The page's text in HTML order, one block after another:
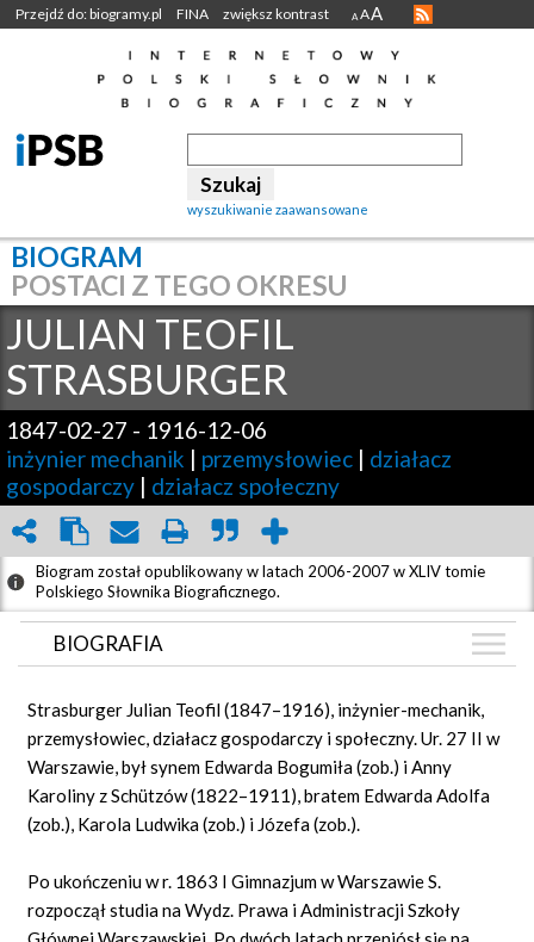
Przejdź do: biogramy.pl FINA zwiększ kontrast A AA
wyszukiwanie zaawansowane
BIOGRAM
POSTACI Z TEGO OKRESU
JULIAN TEOFIL
STRASBURGER
1847-02-27 - 1916-12-06
inżynier mechanik | przemysłowiec | działacz
gospodarczy | działacz społeczny
Biogram został opublikowany w latach 2006-2007 w XLIV tomie
Polskiego Słownika Biograficznego.
BIOGRAFIA
GRAF POWIĄZAŃ
DYSKUSJA
Mapa
Strasburger Julian Teofil (1847–1916), inżynier-mechanik,
przemysłowiec, działacz gospodarczy i społeczny. Ur. 27 II w
Warszawie, był synem Edwarda Bogumiła (zob.) i Anny
Karoliny z Schützów (1822–1911), bratem Edwarda Adolfa
(zob.), Karola Ludwika (zob.) i Józefa (zob.).
Po ukończeniu w r. 1863 I Gimnazjum w Warszawie S.
rozpoczął studia na Wydz. Prawa i Administracji Szkoły